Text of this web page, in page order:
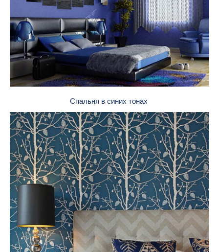
Спальня в синих тонах